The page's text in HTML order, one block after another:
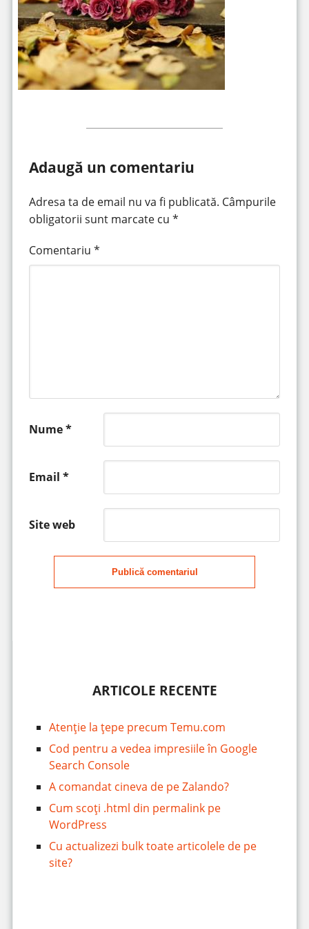
Adaugă un comentariu
Adresa ta de email nu va fi publicată. Câmpurile
obligatorii sunt marcate cu *
Comentariu *
Nume*
Email *
Site web
Publică comentariul
ARTICOLE RECENTE
Atenție la țepe precum Temu.com
Cod pentru a vedea impresiile în Google
Search Console
A comandat cineva de pe Zalando?
Cum scoți .html din permalink pe
WordPress
Cu actualizezi bulk toate articolele de pe
site?